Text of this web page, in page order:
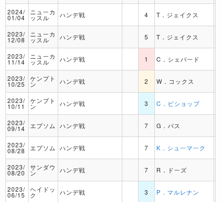
2024/
01/04
ニューカ
ッスル ハンデ戦 4 T．ジェイクス
2023/
12/08
ニューカ
ッスル ハンデ戦 5 T．ジェイクス
2023/
11/14
ニューカ
ッスル ハンデ戦 1 C．シェパード
2023/
10/25
ケンプト
ン ハンデ戦 2 W．コックス
2023/
10/11
ケンプト
ン ハンデ戦 3 C．ビショップ
2023/
09/14 エプソム ハンデ戦 7 G．バス
2023/
08/28 エプソム ハンデ戦 7 K．シューマーク
2023/
08/20
サンダウ
ン ハンデ戦 7 R．ドーズ
2023/
06/15
ヘイドッ
ク ハンデ戦 3 P．マルレナン